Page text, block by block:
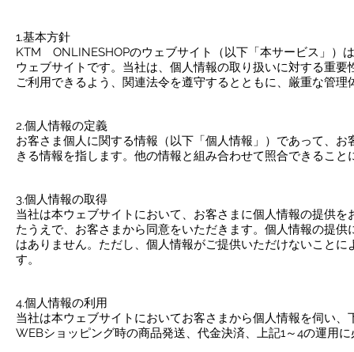
1.基本方針
KTM ONLINESHOPのウェブサイト（以下「本サービス」）
ウェブサイトです。当社は、個人情報の取り扱いに対する重
ご利用できるよう、関連法令を遵守するとともに、厳重な管
2.個人情報の定義
お客さま個人に関する情報（以下「個人情報」）であって、
きる情報を指します。他の情報と組み合わせて照合できるこ
3.個人情報の取得
当社は本ウェブサイトにおいて、お客さまに個人情報の提供
たうえで、お客さまから同意をいただきます。個人情報の提
はありません。ただし、個人情報がご提供いただけないこと
す。
4.個人情報の利用
当社は本ウェブサイトにおいてお客さまから個人情報を伺い
WEBショッピング時の商品発送、代金決済、上記1～4の運用